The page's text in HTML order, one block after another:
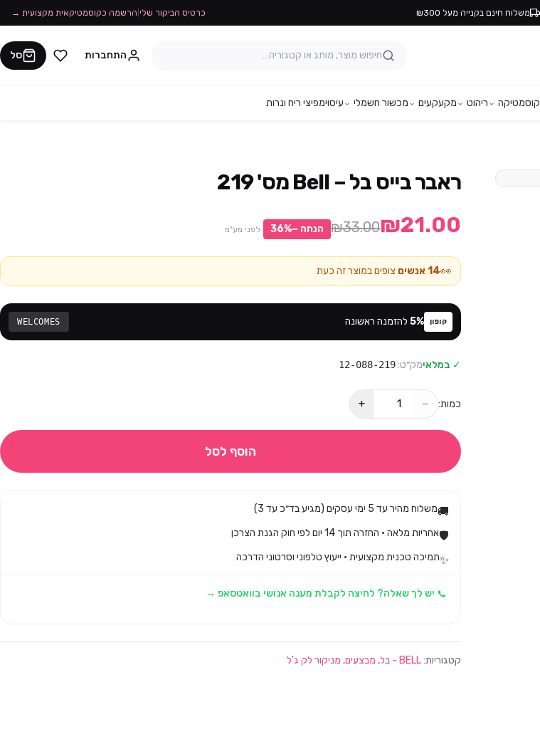
משלוח חינם בקנייה מעל ₪300 כרטיס הביקור שלי הרשמה כקוסמטיקאית מקצועית →
התחברות סל
קוסמטיקה ריהוט מקעקעים מכשור חשמלי עיסוימפיצי ריח ונרות
ראבר בייס בל – Bell מס' 219
₪21.00
₪33.00 הנחה − 36% לפני מע"מ
👀
14אנשים צופים במוצר זה כעת
קופון 5% להזמנה ראשונה WELCOMES
✓ במלאימק״ט:12-088-219
כמות: −
+
הוסף לסל
🚚משלוח מהיר עד 5 ימי עסקים (מגיע בד״כ עד 3)
🛡️אחריות מלאה · החזרה תוך 14 יום לפי חוק הגנת הצרכן
✨תמיכה טכנית מקצועית · ייעוץ טלפוני וסרטוני הדרכה
יש לך שאלה? לחיצה לקבלת מענה אנושי בוואטסאפ →
קטגוריות:BELL - בל , מבצעים, מניקור לק ג'ל